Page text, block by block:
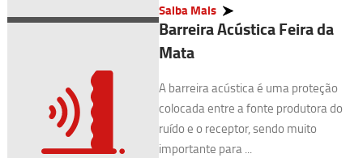
Saiba Mais
Barreira Acústica Feira da
Mata
A barreira acústica é uma proteção
colocada entre a fonte produtora do
ruído e o receptor, sendo muito
importante para ...